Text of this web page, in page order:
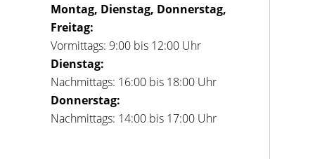
Montag, Dienstag, Donnerstag,
Freitag:
Vormittags: 9:00 bis 12:00 Uhr
Dienstag:
Nachmittags: 16:00 bis 18:00 Uhr
Donnerstag:
Nachmittags: 14:00 bis 17:00 Uhr